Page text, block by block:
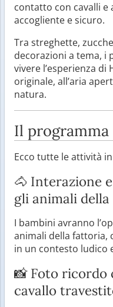
contatto con cavalli
accogliente e sicuro.
Tra streghette,
decorazioni a tema, i
vivere l’esperienza
originale, all’aria
natura.
Il programma
Ecco tutte le attività
🐴 Interazione
gli animali
I bambini avranno
animali della fattoria,
in un contesto ludico
📸 Foto ricordo
cavallo